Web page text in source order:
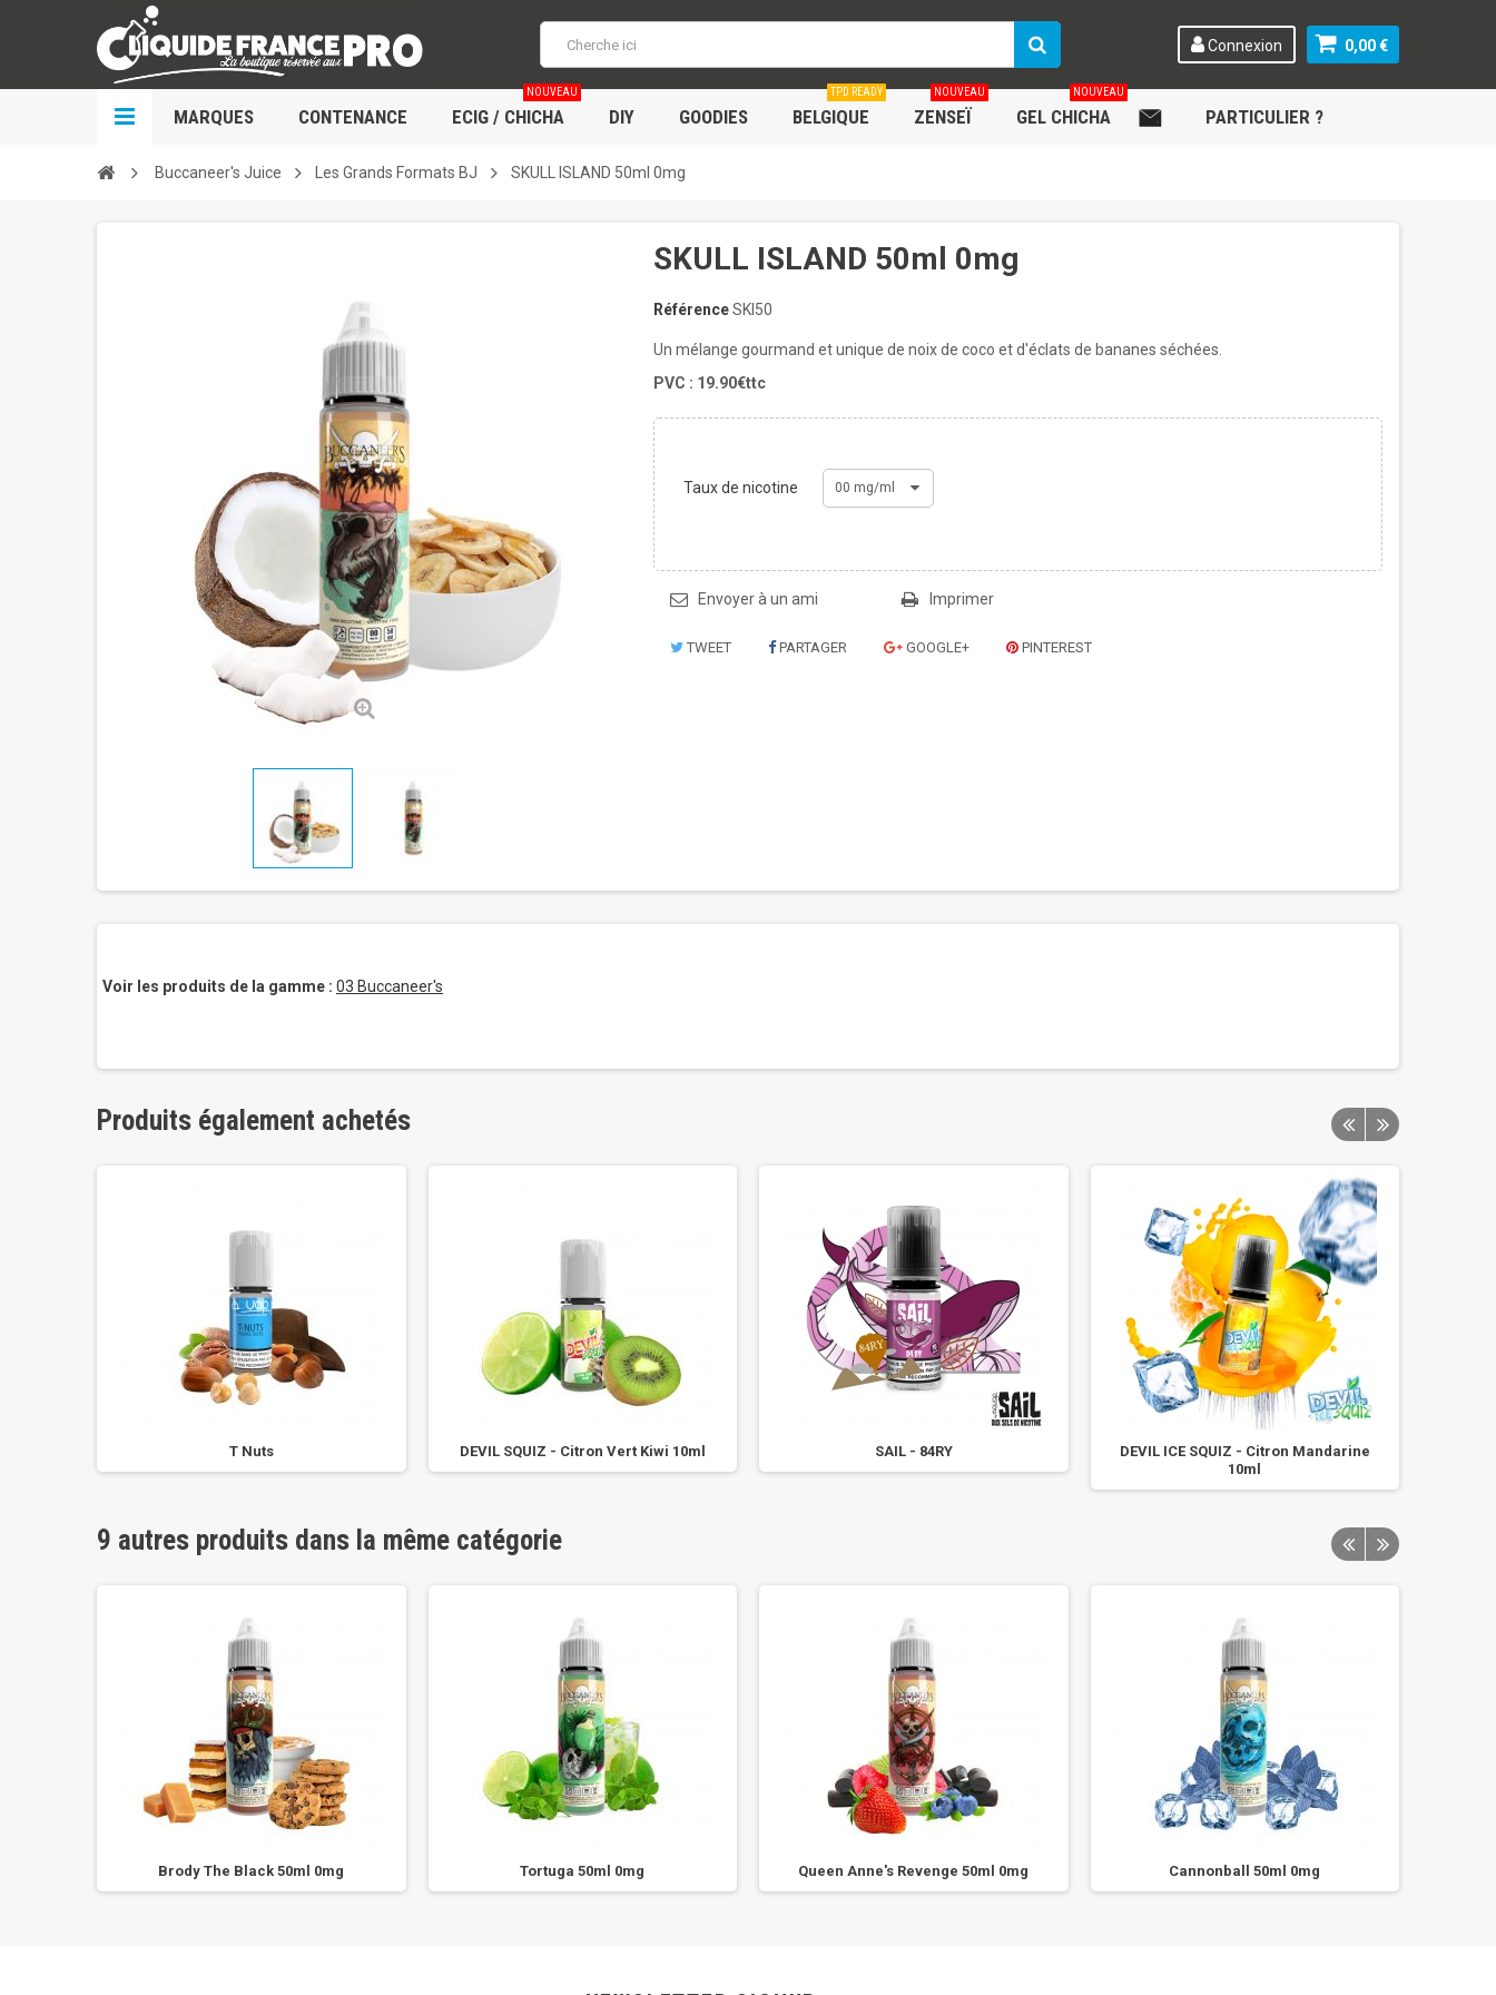
0,00 €
Connexion
MARQUES CONTENANCE ECIG / CHICHA
NOUVEAU
DIY GOODIES BELGIQUE
TPD READY
ZENSEÏ
NOUVEAU
GEL CHICHA
NOUVEAU
. PARTICULIER ?
Buccaneer's Juice Les Grands Formats BJ SKULL ISLAND 50ml 0mg
SKULL ISLAND 50ml 0mg
RéférenceSKI50
Un mélange gourmand et unique de noix de coco et d'éclats de bananes séchées.
PVC : 19.90€ttc
Taux de nicotine 00 mg/ml
Envoyer à un ami Imprimer
TWEET PARTAGER GOOGLE+ PINTEREST
Voir les produits de la gamme : 03 Buccaneer's
Produits également achetés
T Nuts DEVIL SQUIZ - Citron Vert Kiwi 10ml SAIL - 84RY
DEVIL ICE SQUIZ - Citron Mandarine
10ml
9 autres produits dans la même catégorie
Brody The Black 50ml 0mg Tortuga 50ml 0mg Queen Anne's Revenge 50ml 0mg Cannonball 50ml 0mg